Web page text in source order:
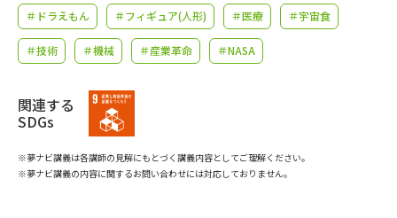
ユーザーサポート
Ｑ＆Ａ よくあるご質問
資料の料金の
テレメール
＃ドラえもん ＃フィギュア(人形) ＃医療 ＃宇宙食
＃技術 ＃機械 ＃産業革命 ＃NASA
関連する
SDGs
※夢ナビ講義は各講師の見解にもとづく講義内容としてご理解ください。
※夢ナビ講義の内容に関するお問い合わせには対応しておりません。